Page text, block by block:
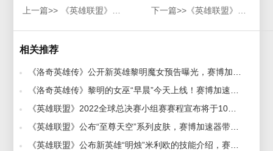
上一篇>> 《英雄联盟》公布“至尊天空”系列皮肤，赛博加速器带你一览 下一篇>>《英雄联盟》公布新英雄贝蕾亚短片，赛博加速器助力提升！
相关推荐
《洛奇英雄传》公开新英雄黎明魔女预告曝光，赛博加速器海外回国玩国服游戏 2022-12-02
《洛奇英雄传》黎明的女巫“早晨”今天上线！赛博加速器助你海外回国畅玩！ 2023-01-17
《英雄联盟》2022全球总决赛小组赛赛程宣布将于10月8日开始，赛博加速器助力海外回国玩lol 2022-09-30
《英雄联盟》公布“至尊天空”系列皮肤，赛博加速器带你一览 2022-10-28
《英雄联盟》公布新英雄“明烛”米利欧的技能介绍，赛博加速器带你海外回国畅玩lol 2023-03-08